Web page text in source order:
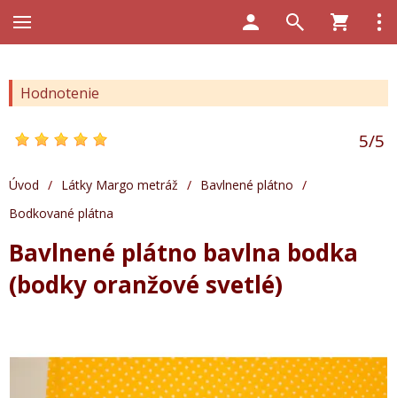
Hodnotenie
5/5
Úvod / Látky Margo metráž / Bavlnené plátno /
Bodkované plátna
Bavlnené plátno bavlna bodka
(bodky oranžové svetlé)